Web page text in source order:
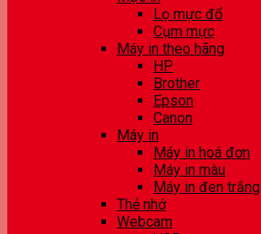
Lọ mực đổ
Cụm mực
Máy in theo hãng
HP
Brother
Epson
Canon
Máy in
Máy in hoá đơn
Máy in màu
Máy in đen trắng
Thẻ nhớ
Webcam